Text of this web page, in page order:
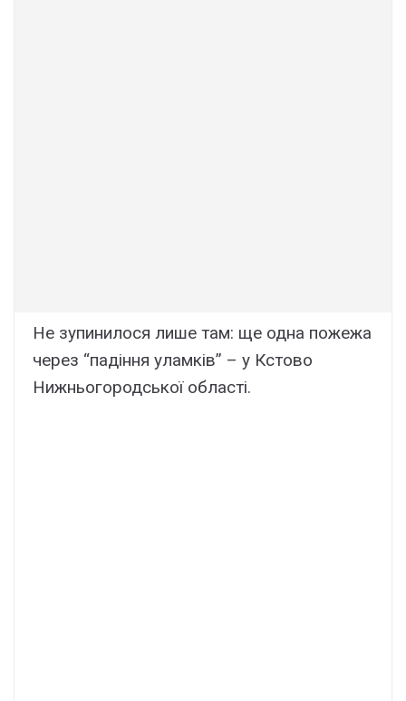
Не зупинилося лише там: ще одна пожежа
через “падіння уламків” – у Кстово
Нижньогородської області.